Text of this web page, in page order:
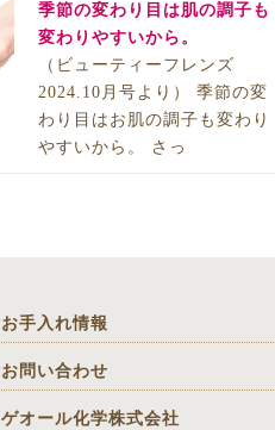
季節の変わり目は肌の調子も
変わりやすいから。
（ビューティーフレンズ
2024.10月号より） 季節の変
わり目はお肌の調子も変わり
やすいから。 さっ
お手入れ情報
お問い合わせ
ゲオール化学株式会社